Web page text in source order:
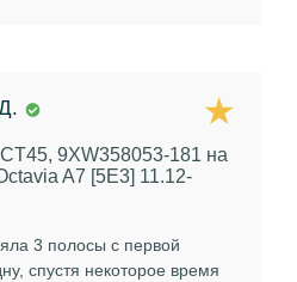
9XW358053-181 на
A7 [5E3] 11.12-
3 полосы с первой
спустя некоторое время